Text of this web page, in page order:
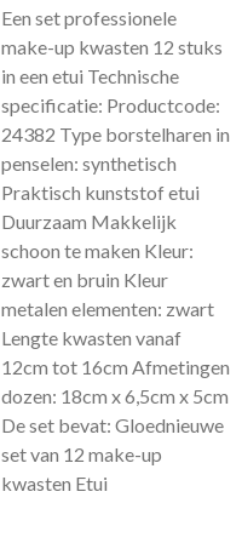
Een set professionele
make-up kwasten 12 stuks
in een etui Technische
specificatie: Productcode:
24382 Type borstelharen in
penselen: synthetisch
Praktisch kunststof etui
Duurzaam Makkelijk
schoon te maken Kleur:
zwart en bruin Kleur
metalen elementen: zwart
Lengte kwasten vanaf
12cm tot 16cm Afmetingen
dozen: 18cm x 6,5cm x 5cm
De set bevat: Gloednieuwe
set van 12 make-up
kwasten Etui